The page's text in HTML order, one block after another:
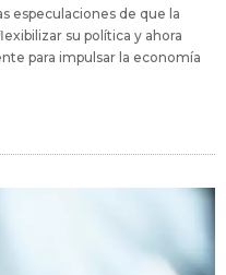
especulaciones de que la
su política y ahora
para impulsar la economía